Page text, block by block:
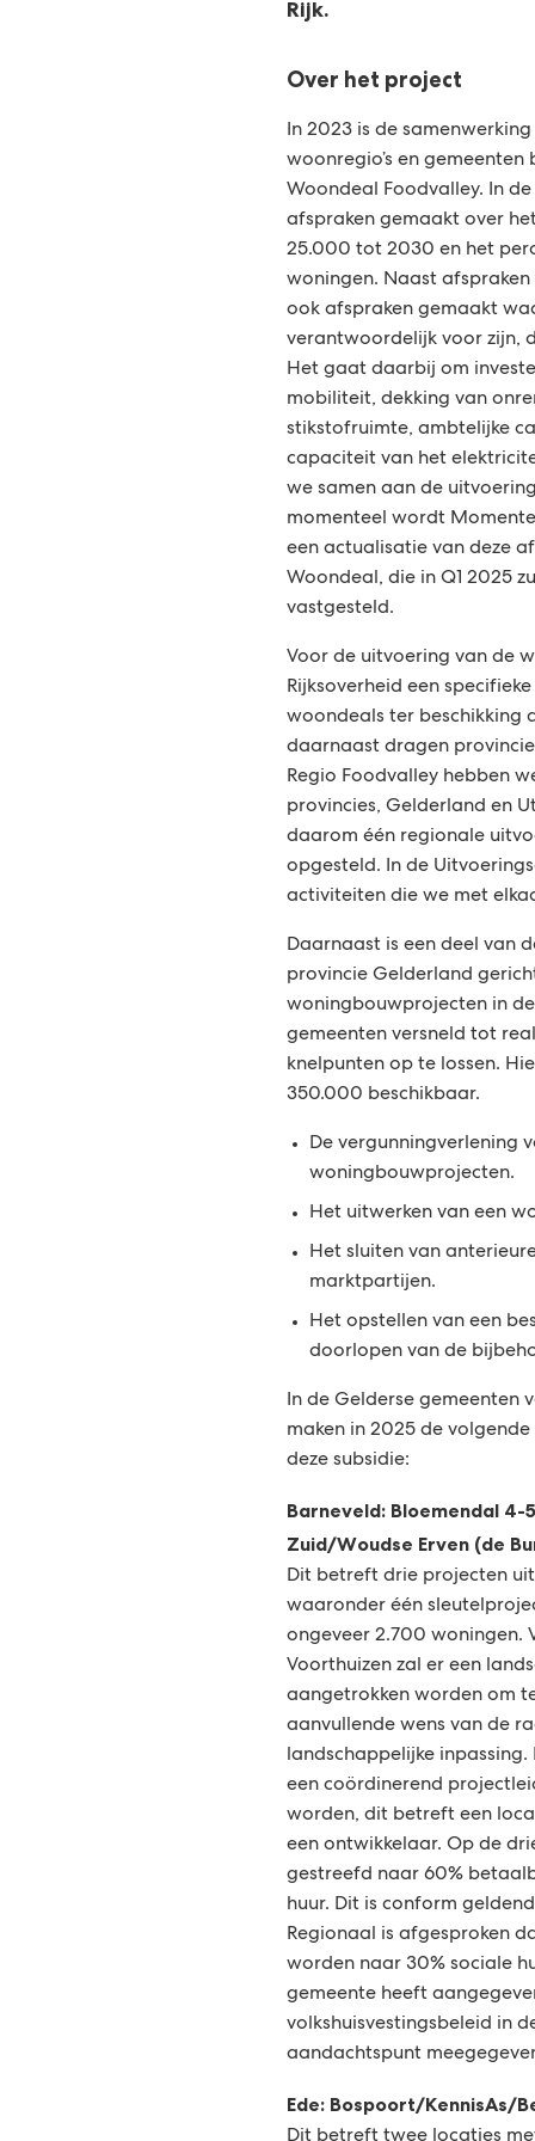
n
g
s
i
n
f
o
r
m
a
t
i
e
Rijk.
Over het project
In 2023 is de
woonregio’s en
Woondeal Foodvalley. In
afspraken gemaakt over
25.000 tot 2030 en het
woningen. Naast
ook afspraken gemaakt
verantwoordelijk voor zijn,
Het gaat daarbij om
mobiliteit, dekking van
stikstofruimte, ambtelijke
capaciteit van het
we samen aan de
momenteel wordt
een actualisatie van deze
Woondeal, die in Q1 2025
vastgesteld.
Voor de uitvoering van de
Rijksoverheid een
woondeals ter beschikking
daarnaast dragen
Regio Foodvalley hebben
provincies, Gelderland en
daarom één regionale
opgesteld. In de
activiteiten die we met
Daarnaast is een deel van
provincie Gelderland
woningbouwprojecten in
gemeenten versneld tot
knelpunten op te lossen.
350.000 beschikbaar.
De vergunningverlening
woningbouwprojecten.
Het uitwerken van een
Het sluiten van
marktpartijen.
Het opstellen van een
doorlopen van de
In de Gelderse gemeenten
maken in 2025 de
deze subsidie:
Barneveld: Bloemendal
Zuid/Woudse Erven (de
Dit betreft drie projecten
waaronder één
ongeveer 2.700 woningen.
Voorthuizen zal er een
aangetrokken worden om
aanvullende wens van de
landschappelijke inpassing.
een coördinerend
worden, dit betreft een
een ontwikkelaar. Op de
gestreefd naar 60%
huur. Dit is conform
Regionaal is afgesproken
worden naar 30% sociale
gemeente heeft
volkshuisvestingsbeleid in
aandachtspunt
Ede: Bospoort/KennisAs/